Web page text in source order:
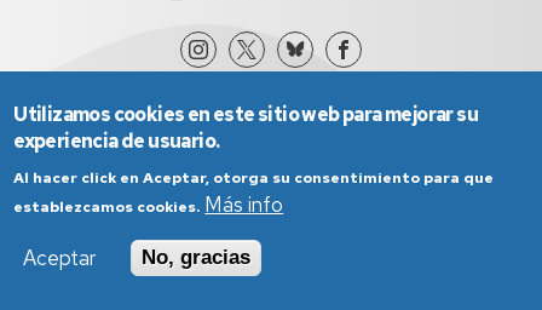
Política de Privacidad
Utilizamos cookies en este sitio web para mejorar su
experiencia de usuario.
Al hacer click en Aceptar, otorga su consentimiento para que
establezcamos cookies. Más info
Aceptar
No, gracias